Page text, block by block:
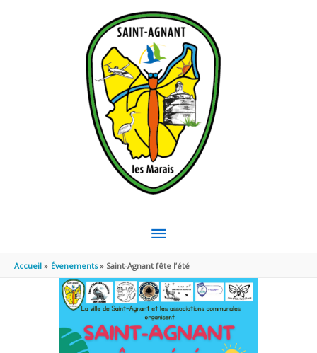
MENU
PRINCIPAL
Accueil Évenements Saint-Agnant fête l’été